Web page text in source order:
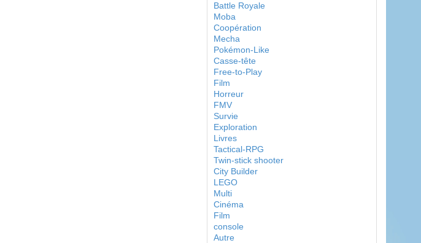
Battle Royale
Moba
Coopération
Mecha
Pokémon-Like
Casse-tête
Free-to-Play
Film
Horreur
FMV
Survie
Exploration
Livres
Tactical-RPG
Twin-stick shooter
City Builder
LEGO
Multi
Cinéma
Film
console
Autre